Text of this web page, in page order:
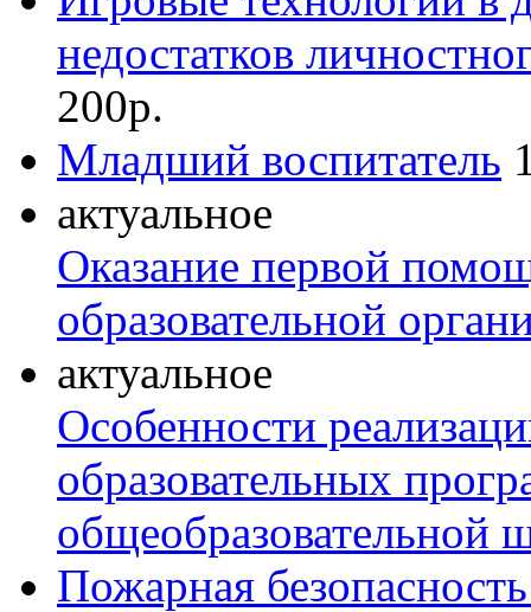
недостатков
200р.
Младший воспитатель
актуальное
Оказание первой
образовательной
актуальное
Особенности
образовательных
общеобразовательной
Пожарная